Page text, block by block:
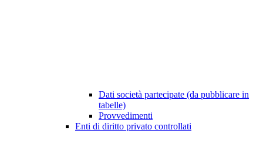
Dati società partecipate (da pubblicare in
tabelle)
Provvedimenti
Enti di diritto privato controllati